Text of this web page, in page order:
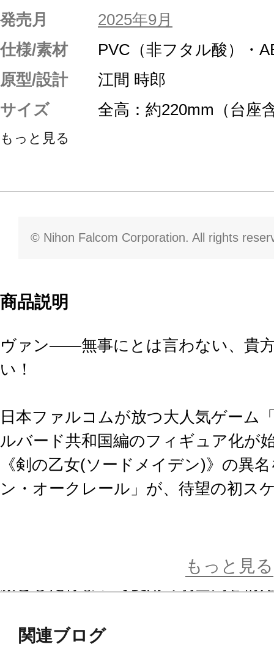
発売月
2025年9月
仕様/素材
PVC（非フタル酸）・
原型/設計
江間 時郎
サイズ
全高：約220mm（台座
もっと見る
© Nihon Falcom Corporation. All rights
商品説明
ヴァン――無事にとは言わない、貴
い！
日本ファルコムが放つ大人気ゲーム
ルバード共和国編のフィギュア化が
《剣の乙女(ソードメイデン)》の異
ン・オークレール」が、待望の初ス
もっと見る
関連ブログ